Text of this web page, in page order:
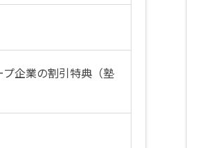
企業の割引特典（塾